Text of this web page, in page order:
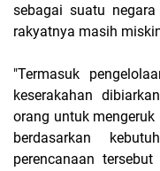
sebagai suatu
rakyatnya masih
"Termasuk
keserakahan
orang untuk
berdasarkan
perencanaan